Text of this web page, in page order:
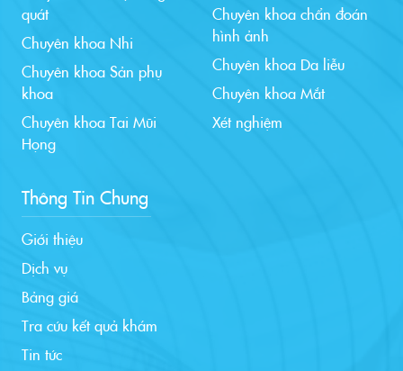
quát
Chuyên khoa Nhi
Chuyên khoa Sản phụ
khoa
Chuyên khoa Tai Mũi
Họng
Chuyên khoa chẩn đoán
hình ảnh
Chuyên khoa Da liễu
Chuyên khoa Mắt
Xét nghiệm
Thông Tin Chung
Giới thiệu
Dịch vụ
Bảng giá
Tra cứu kết quả khám
Tin tức